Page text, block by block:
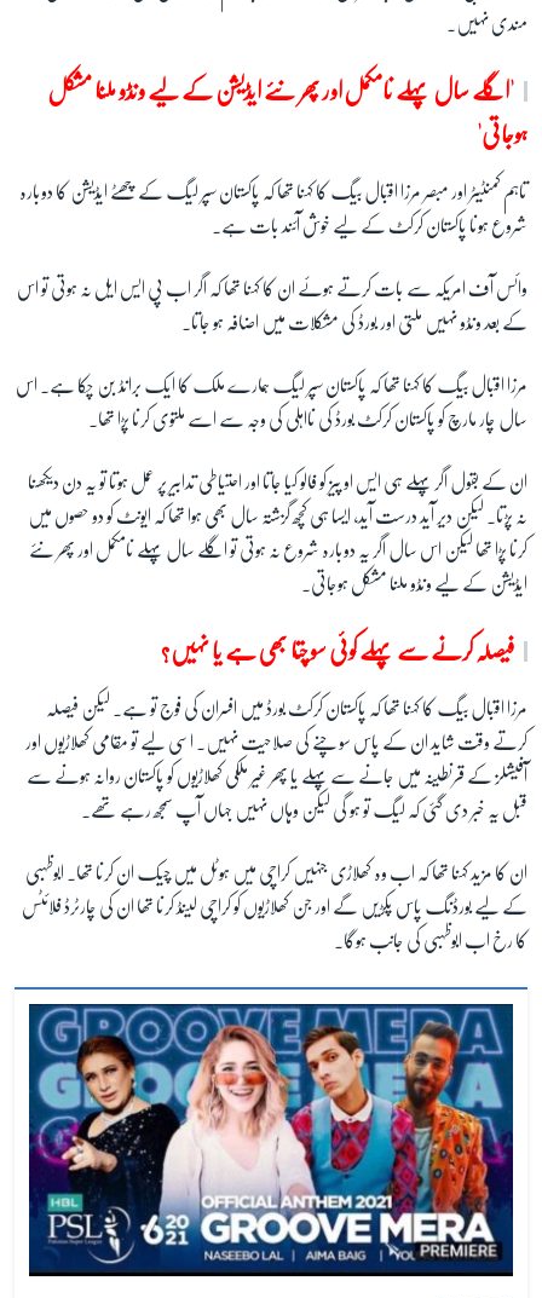
مندی نہیں۔
'اگلے سال پہلے نامکمل اور پھر نئے ایڈیشن کے لیے ونڈو ملنا مشکل
ہوجاتی'
تاہم کمنٹیٹر اور مبصر مرزا اقبال بیگ کا کہنا تھا کہ پاکستان سپر لیگ کے چھٹے ایڈیشن کا دوبارہ
شروع ہونا پاکستان کرکٹ کے لیے خوش آئند بات ہے۔
وائس آف امریکہ سے بات کرتے ہوئے ان کا کہنا تھا کہ اگر اب پی ایس ایل نہ ہوتی تو اس
کے بعد ونڈو نہیں ملتی اور بورڈ کی مشکلات میں اضافہ ہو جاتا۔
مرزا اقبال بیگ کا کہنا تھا کہ پاکستان سپر لیگ ہمارے ملک کا ایک برانڈ بن چکا ہے۔ اس
سال چار مارچ کو پاکستان کرکٹ بورڈ کی نااہلی کی وجہ سے اسے ملتوی کرنا پڑا تھا۔
ان کے بقول اگر پہلے ہی ایس او پیز کو فالو کیا جاتا اور احتیاطی تدابیر پر عمل ہوتا تو یہ دن دیکھنا
نہ پڑتا۔ لیکن دیر آید درست آید، ایسا ہی کچھ گزشتہ سال بھی ہوا تھا کہ ایونٹ کو دو حصوں میں
کرنا پڑا تھا لیکن اس سال اگر یہ دوبارہ شروع نہ ہوتی تو اگلے سال پہلے نامکمل اور پھر نئے
ایڈیشن کے لیے ونڈو ملنا مشکل ہوجاتی۔
فیصلہ کرنے سے پہلے کوئی سوچتا بھی ہے یا نہیں؟
مرزا اقبال بیگ کا کہنا تھا کہ پاکستان کرکٹ بورڈ میں افسران کی فوج تو ہے۔ لیکن فیصلہ
کرتے وقت شاید ان کے پاس سوچنے کی صلاحیت نہیں۔ اسی لیے تو مقامی کھلاڑیوں اور
آفیشلز کے قرنطینہ میں جانے سے پہلے یا پھر غیر ملکی کھلاڑیوں کو پاکستان روانہ ہونے سے
قبل یہ خبر دی گئی کہ لیگ تو ہو گی لیکن وہاں نہیں جہاں آپ سمجھ رہے تھے۔
ان کا مزید کہنا تھا کہ اب وہ کھلاڑی جنہیں کراچی میں ہوٹل میں چیک ان کرنا تھا۔ ابوظہبی
کے لیے بورڈنگ پاس پکڑیں گے اور جن کھلاڑیوں کو کراچی لینڈ کرنا تھا ان کی چارٹرڈ فلائٹس
کا رخ اب ابوظہبی کی جانب ہوگا۔